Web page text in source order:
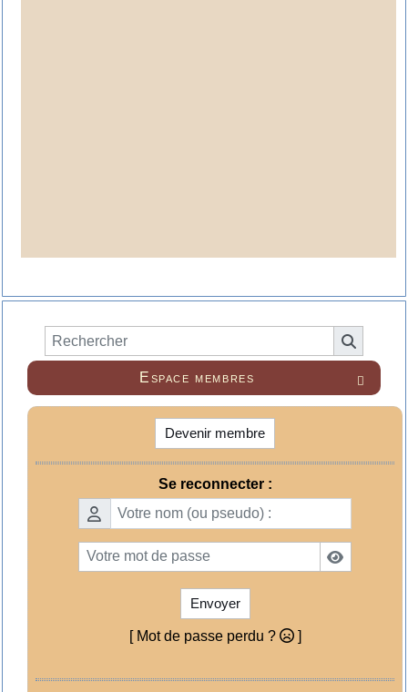

Espace membres
Devenir membre
Se reconnecter :
Envoyer
[ Mot de passe perdu ? ]